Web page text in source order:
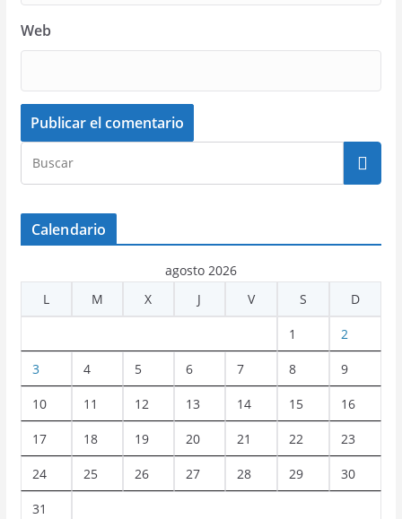
Web
Calendario
agosto 2026
L
M X J V S D
1 2
3 4 5 6 7 8 9
10 11 12 13 14 15 16
17 18 19 20 21 22 23
24 25 26 27 28 29 30
31